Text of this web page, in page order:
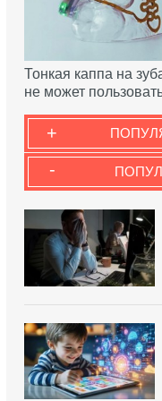
Тонкая каппа на
не может
+
-